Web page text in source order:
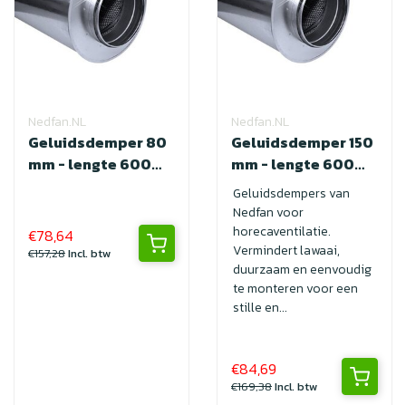
Nedfan.NL
Geluidsdemper 80
mm - lengte 600
€78,64
€157,28Incl. btw
Nedfan.NL
Geluidsdemper 150
mm - lengte 600
met SAFE
Geluidsdempers van
Nedfan voor
horecaventilatie.
Vermindert lawaai,
duurzaam en eenvoudig
te monteren voor een
stille en...
€84,69
€169,38Incl. btw